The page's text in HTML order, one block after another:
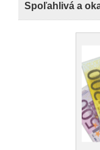
Spoľahlivá a